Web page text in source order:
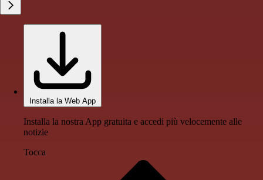
Installa la Web App
Installa la nostra App gratuita e accedi più velocemente alle
notizie
Tocca